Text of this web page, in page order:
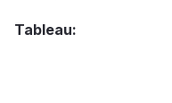
Tableau: